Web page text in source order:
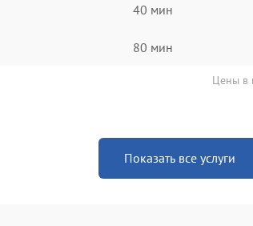
40 мин
80 мин
Цены в
Показать все услуги